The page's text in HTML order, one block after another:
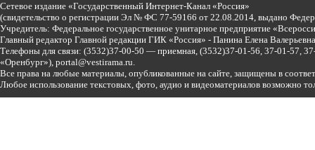
Сетевое издание «Государственный Интернет-Канал «Россия»
(свидетельство о регистрации Эл № ФС 77-59166 от 22.08.2014, выдано
Учредитель: Федеральное государственное унитарное предприятие
Главный редактор Главной редакции ГИК «Россия» - Панина Елена
Телефоны для связи: (3532)37-00-50 — приемная, (3532)37-01-56, 37-01-57,
«Оренбург»), portal@vestirama.ru.
Все права на любые материалы, опубликованные на сайте, защищены в
Любое использование текстовых, фото, аудио и видеоматериалов возможно